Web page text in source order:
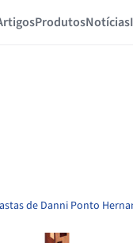
ProdutosNotícias
de Danni Ponto